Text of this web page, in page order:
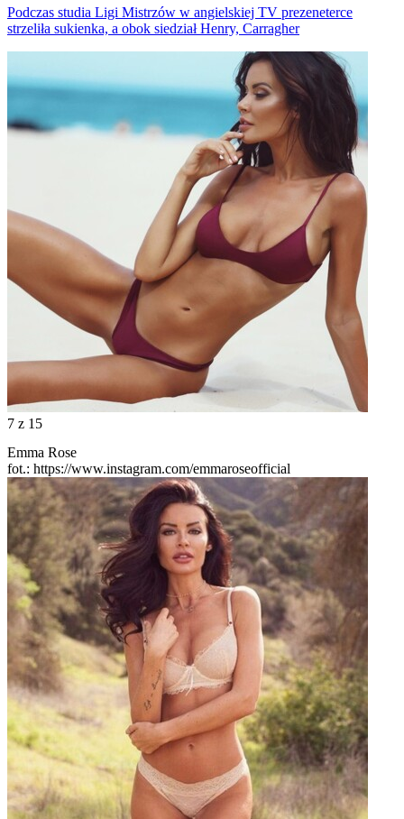
Podczas studia Ligi Mistrzów w angielskiej TV prezeneterce
strzeliła sukienka, a obok siedział Henry, Carragher
7 z 15
Emma Rose
fot.: https://www.instagram.com/emmaroseofficial